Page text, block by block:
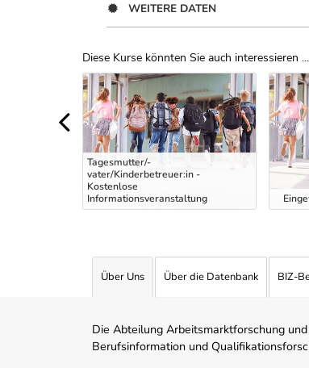
WEITERE DATEN
Diese Kurse könnten Sie auch interessieren ...
Uber Weiterbildungsvorschläge
Tagesmutter/-
vater/Kinderbetreuer:in -
Kostenlose
Informationsveranstaltung
Über Uns Über die Datenbank BIZ-
Die Abteilung Arbeitsmarktforschung
Berufsinformation und